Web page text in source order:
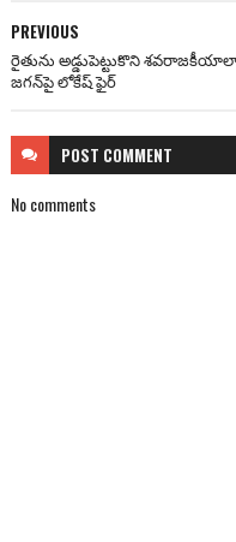
PREVIOUS
రైతును అడ్డుపెట్టుకొని
జగన్‌‌పై లోకేష్ ఫైర్
POST COMMENT
No comments